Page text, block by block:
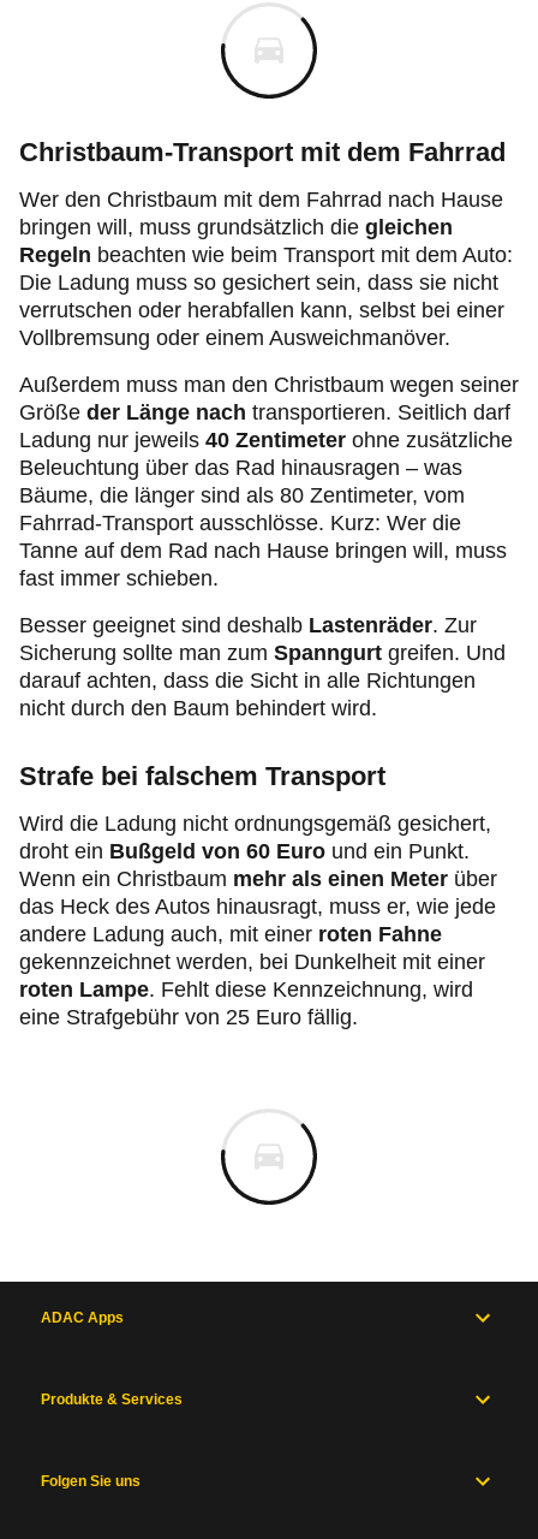
Christbaum-Transport mit dem Fahrrad
Wer den Christbaum mit dem Fahrrad nach Hause
bringen will, muss grundsätzlich die gleichen
Regeln beachten wie beim Transport mit dem Auto:
Die Ladung muss so gesichert sein, dass sie nicht
verrutschen oder herabfallen kann, selbst bei einer
Vollbremsung oder einem Ausweichmanöver.
Außerdem muss man den Christbaum wegen seiner
Größe der Länge nach transportieren. Seitlich darf
Ladung nur jeweils 40 Zentimeter ohne zusätzliche
Beleuchtung über das Rad hinausragen – was
Bäume, die länger sind als 80 Zentimeter, vom
Fahrrad-Transport ausschlösse. Kurz: Wer die
Tanne auf dem Rad nach Hause bringen will, muss
fast immer schieben.
Besser geeignet sind deshalb Lastenräder. Zur
Sicherung sollte man zum Spanngurt greifen. Und
darauf achten, dass die Sicht in alle Richtungen
nicht durch den Baum behindert wird.
Strafe bei falschem Transport
Wird die Ladung nicht ordnungsgemäß gesichert,
droht ein Bußgeld von 60 Euro und ein Punkt.
Wenn ein Christbaum mehr als einen Meter über
das Heck des Autos hinausragt, muss er, wie jede
andere Ladung auch, mit einer roten Fahne
gekennzeichnet werden, bei Dunkelheit mit einer
roten Lampe. Fehlt diese Kennzeichnung, wird
eine Strafgebühr von 25 Euro fällig.
ADAC Apps
Produkte & Services
Folgen Sie uns